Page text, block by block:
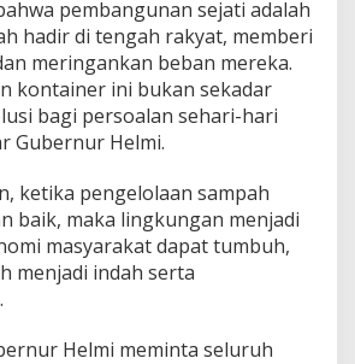
pembangunan sejati adalah
hadir di tengah rakyat, memberi
meringankan beban mereka.
kontainer ini bukan sekadar
bagi persoalan sehari-hari
Gubernur Helmi.
ketika pengelolaan sampah
baik, maka lingkungan menjadi
masyarakat dapat tumbuh,
menjadi indah serta
Helmi meminta seluruh